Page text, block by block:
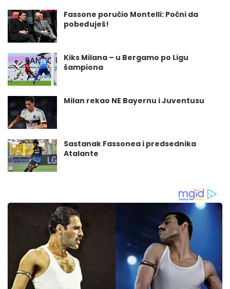
Fassone poručio Montelli: Počni da
pobeđuješ!
Kiks Milana – u Bergamo po Ligu
šampiona
Milan rekao NE Bayernu i Juventusu
Sastanak Fassonea i predsednika
Atalante